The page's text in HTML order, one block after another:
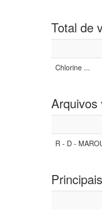
Total de
Chlorine ...
Arquivos
R - D -